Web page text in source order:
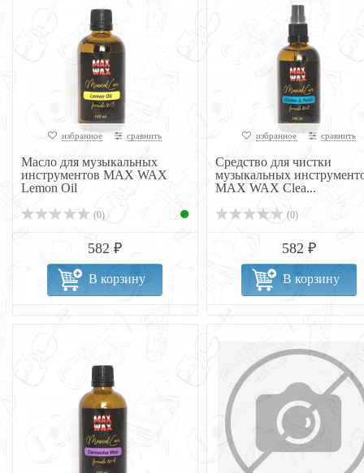
избранное сравнить
Масло для музыкальных
инструментов MAX WAX
Lemon Oil
(0)
582 ₽
В корзину
избранное сравнить
Средство для чистки
музыкальных
MAX WAX Clea...
(0)
582 ₽
В корзину